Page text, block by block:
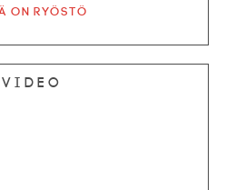
on ryöstö
Video